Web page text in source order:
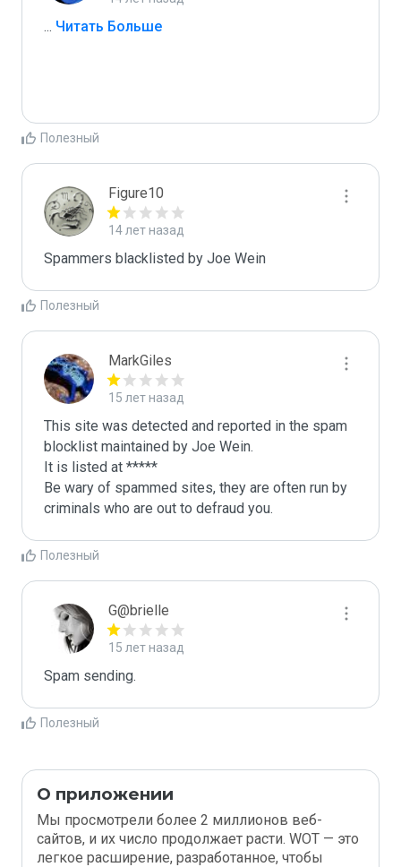
... Читать Больше
Полезный
Figure10
14 лет назад
Spammers blacklisted by Joe Wein
Полезный
MarkGiles
15 лет назад
This site was detected and reported in the spam
blocklist maintained by Joe Wein.
It is listed at *****
Be wary of spammed sites, they are often run by
criminals who are out to defraud you.
Полезный
G@brielle
15 лет назад
Spam sending.
Полезный
О приложении
Мы просмотрели более 2 миллионов веб-
сайтов, и их число продолжает расти. WOT — это
легкое расширение, разработанное, чтобы